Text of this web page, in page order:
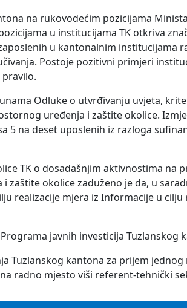
na rukovodećim pozicijama
u institucijama TK otkriva
u kantonalnim institucijama
Postoje pozitivni primjeri
Odluke o utvrđivanju uvjeta,
uređenja i zaštite okolice.
5 na deset uposlenih iz razloga
TK o dosadašnjim aktivnostima na
okolice zaduženo je da, u
realizacije mjera iz Informacije u cilju
javnih investicija Tuzlanskog
Tuzlanskog kantona za prijem jednog
radno mjesto viši referent-tehnički